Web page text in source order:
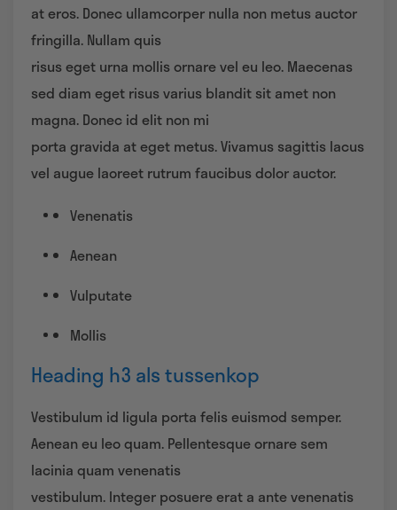
at eros. Donec ullamcorper nulla non metus auctor
fringilla. Nullam quis
risus eget urna mollis ornare vel eu leo. Maecenas
sed diam eget risus varius blandit sit amet non
magna. Donec id elit non mi
porta gravida at eget metus. Vivamus sagittis lacus
vel augue laoreet rutrum faucibus dolor auctor.
Venenatis
Aenean
Vulputate
Mollis
Heading h3 als tussenkop
Vestibulum id ligula porta felis euismod semper.
Aenean eu leo quam. Pellentesque ornare sem
lacinia quam venenatis
vestibulum. Integer posuere erat a ante venenatis